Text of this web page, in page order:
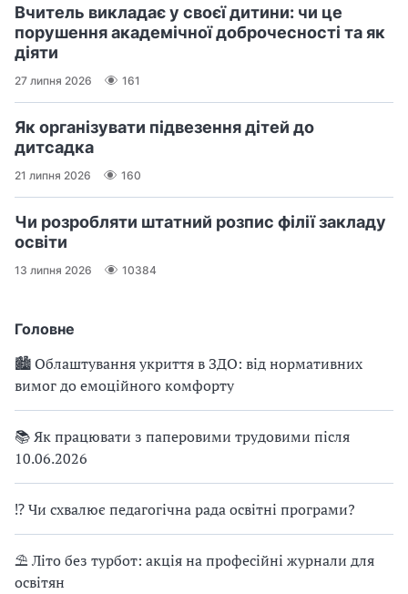
Головне
🏙 Облаштування укриття в ЗДО: від нормативних
вимог до емоційного комфорту
📚 Як працювати з паперовими трудовими після
10.06.2026
⁉ Чи схвалює педагогічна рада освітні програми?
⛱ Літо без турбот: акція на професійні журнали для
освітян
Вчитель викладає у своєї дитини: чи це
порушення академічної доброчесності та як
діяти
27 липня 2026 161
Як організувати підвезення дітей до
дитсадка
21 липня 2026 160
Чи розробляти штатний розпис філії закладу
освіти
13 липня 2026 10384